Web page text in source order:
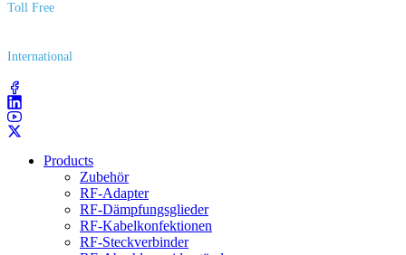
Toll Free
International
Products
Zubehör
RF-Adapter
RF-Dämpfungsglieder
RF-Kabelkonfektionen
RF-Steckverbinder